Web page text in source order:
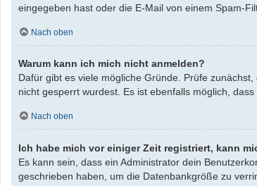
eingegeben hast oder die E-Mail von einem Spam-
Nach oben
Warum kann ich mich nicht anmelden?
Dafür gibt es viele mögliche Gründe. Prüfe
nicht gesperrt wurdest. Es ist ebenfalls möglich,
Nach oben
Ich habe mich vor einiger Zeit registriert, kann
Es kann sein, dass ein Administrator dein
geschrieben haben, um die Datenbankgröße zu